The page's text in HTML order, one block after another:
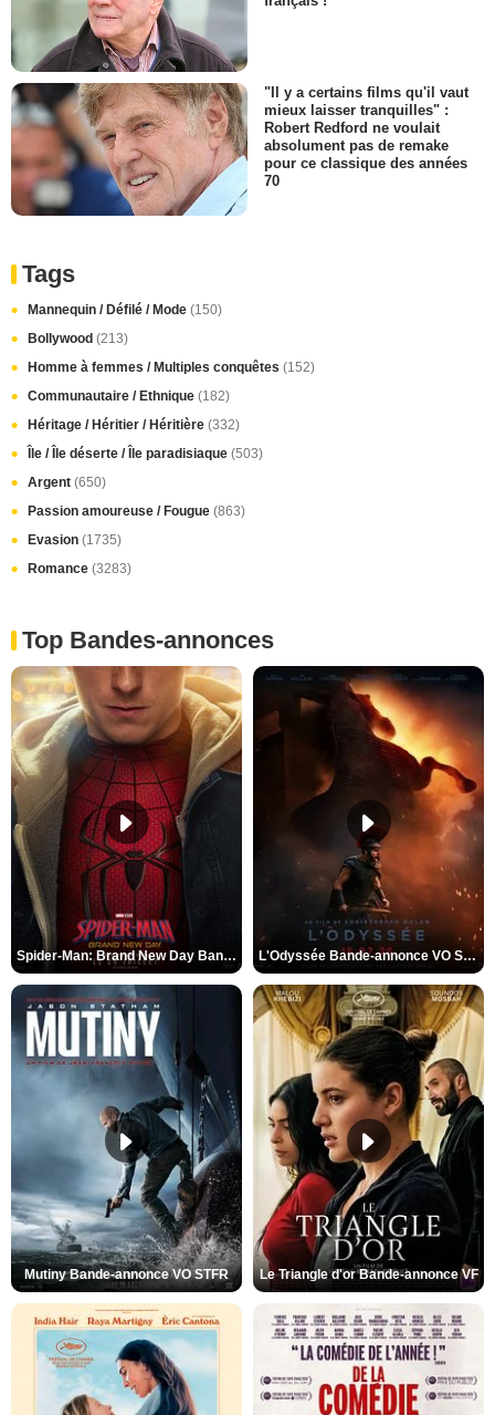
"Il y a certains films qu'il vaut
mieux laisser tranquilles" :
Robert Redford ne voulait
absolument pas de remake
pour ce classique des années
70
Tags
Mannequin / Défilé / Mode (150)
Bollywood (213)
Homme à femmes / Multiples conquêtes (152)
Communautaire / Ethnique (182)
Héritage / Héritier / Héritière (332)
Île / Île déserte / Île paradisiaque (503)
Argent (650)
Passion amoureuse / Fougue (863)
Evasion (1735)
Romance (3283)
Top Bandes-annonces
Spider-Man: Brand New Day Bande-annonce VO STFR L'Odyssée Bande-annonce VO STFR
Mutiny Bande-annonce VO STFR Le Triangle d'or Bande-annonce VF